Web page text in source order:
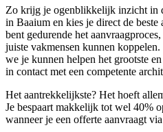
Zo krijg je ogenblikkelijk inzicht in
in Baaium en kies je direct de
bent gedurende het
juiste vakmensen kunnen
we je kunnen helpen het grootste
in contact met een competente
Het aantrekkelijkste? Het hoeft
Je bespaart makkelijk tot wel 40%
wanneer je een offerte aanvraagt